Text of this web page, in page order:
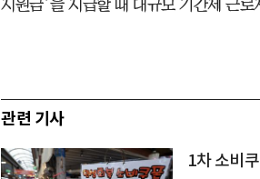
지원금’을 지급할 때 대규모 기간제 근로
관련 기사
1차 소비